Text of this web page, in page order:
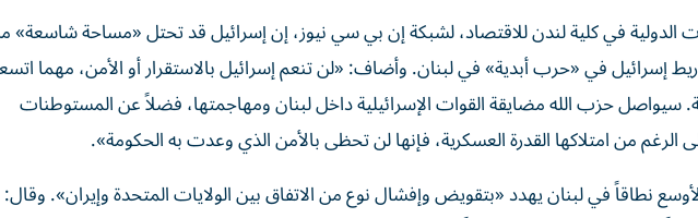
الدولية في كلية لندن للاقتصاد، لشبكة إن بي سي نيوز، إن إسرائيل قد تحتل «مساحة شاسعة»
إسرائيل في «حرب أبدية» في لبنان. وأضاف: «لن تنعم إسرائيل بالاستقرار أو الأمن، مهما
سيواصل حزب الله مضايقة القوات الإسرائيلية داخل لبنان ومهاجمتها، فضلاً عن المستوطنات
الرغم من امتلاكها القدرة العسكرية، فإنها لن تحظى بالأمن الذي وعدت به الحكومة».
نطاقاً في لبنان يهدد «بتقويض وإفشال نوع من الاتفاق بين الولايات المتحدة وإيران».